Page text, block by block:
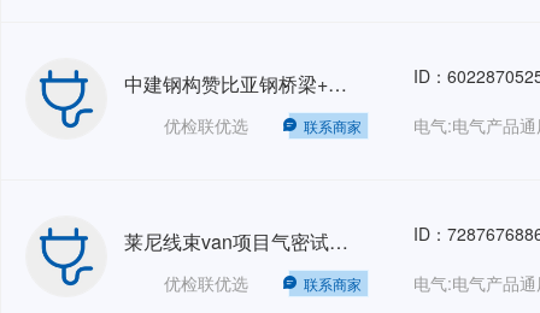
中建钢构赞比亚钢桥梁+中建摩洛哥项目人力外包HRO
优检联优选 联系商家
ID：
电气:电气产品
莱尼线束van项目气密试验人力外包TJ-HRO
优检联优选 联系商家
ID：
电气:电气产品